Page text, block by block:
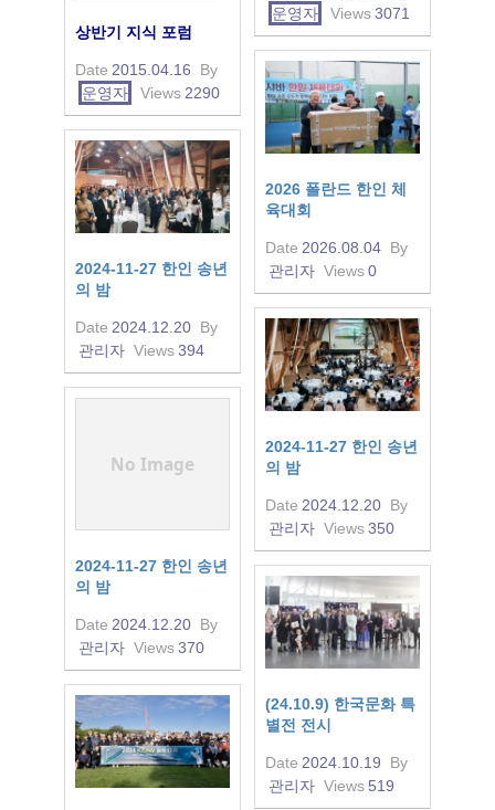
운영자
Views3071
상반기 지식 포럼
Date 2015.04.16
By
운영자
Views 2290
2026 폴란드 한인 체
육대회
Date 2026.08.04 By
관리자 Views0
2024-11-27 한인 송년
의 밤
Date 2024.12.20 By
관리자 Views394
2024-11-27 한인 송년
의 밤
Date 2024.12.20 By
관리자 Views350
No Image
2024-11-27 한인 송년
의 밤
Date 2024.12.20 By
관리자 Views370
(24.10.9) 한국문화 특
별전 전시
Date 2024.10.19
By
관리자 Views 519